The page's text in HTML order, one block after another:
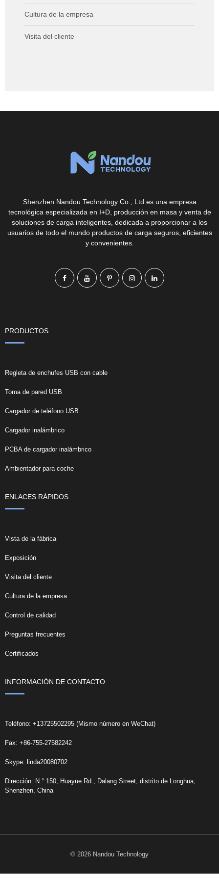
Cultura de la empresa
Visita del cliente
Shenzhen Nandou Technology Co., Ltd es una empresa
tecnológica especializada en I+D, producción en masa y venta de
soluciones de carga inteligentes, dedicada a proporcionar a los
usuarios de todo el mundo productos de carga seguros, eficientes
y convenientes.
PRODUCTOS
Regleta de enchufes USB con cable
Toma de pared USB
Cargador de teléfono USB
Cargador inalámbrico
PCBA de cargador inalámbrico
Ambientador para coche
ENLACES RÁPIDOS
Vista de la fábrica
Exposición
Visita del cliente
Cultura de la empresa
Control de calidad
Preguntas frecuentes
Certificados
INFORMACIÓN DE CONTACTO
Teléfono: +13725502295 (Mismo número en WeChat)
Fax: +86-755-27582242
Skype: linda20080702
Dirección: N.° 150, Huayue Rd., Dalang Street, distrito de Longhua,
Shenzhen, China
© 2026 Nandou Technology